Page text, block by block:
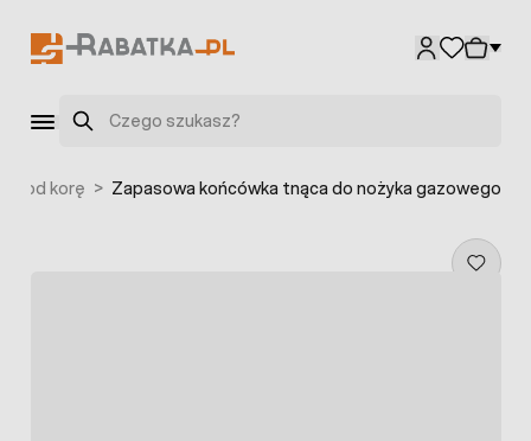
Szukaj
pod korę > Zapasowa końcówka tnąca do nożyka gazowego